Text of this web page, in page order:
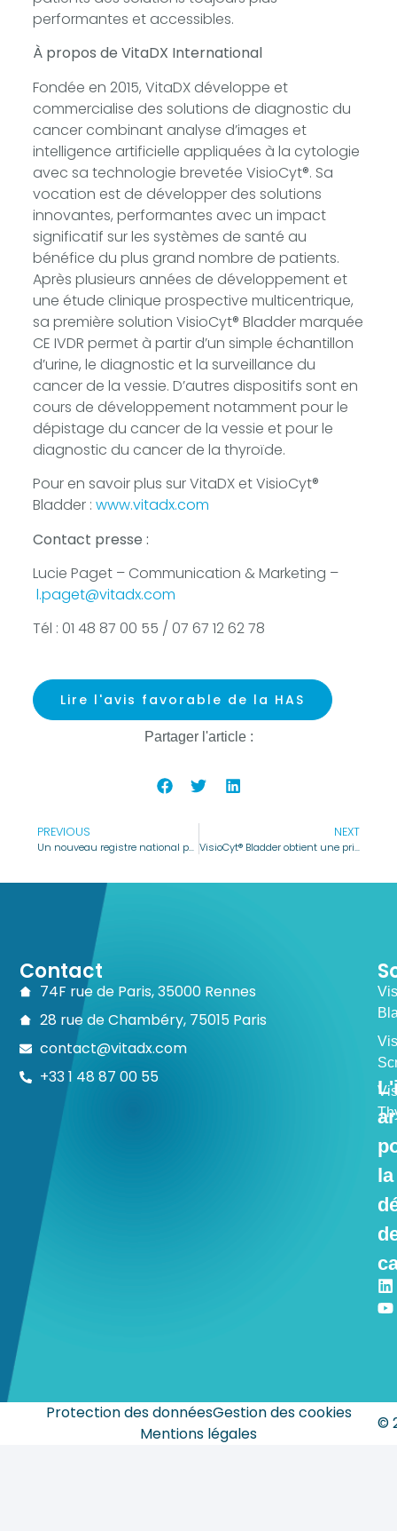
performantes et accessibles.
À propos de VitaDX International
Fondée en 2015, VitaDX développe et
commercialise des solutions de diagnostic du
cancer combinant analyse d’images et
intelligence artificielle appliquées à la cytologie
avec sa technologie brevetée VisioCyt®. Sa
vocation est de développer des solutions
innovantes, performantes avec un impact
significatif sur les systèmes de santé au
bénéfice du plus grand nombre de patients.
Après plusieurs années de développement et
une étude clinique prospective multicentrique,
sa première solution VisioCyt® Bladder marquée
CE IVDR permet à partir d’un simple échantillon
d’urine, le diagnostic et la surveillance du
cancer de la vessie. D’autres dispositifs sont en
cours de développement notamment pour le
dépistage du cancer de la vessie et pour le
diagnostic du cancer de la thyroïde.
Pour en savoir plus sur VitaDX et VisioCyt®
Bladder : www.vitadx.com
Contact presse :
Lucie Paget – Communication & Marketing –
l.paget@vitadx.com
Tél : 01 48 87 00 55 / 07 67 12 62 78
Lire l'avis favorable de la HAS
Partager l'article :
PREVIOUS
Un nouveau registre national pour une meilleure prise en charge et moins d’examens invasifs !
NEXT
VisioCyt® Bladder obtient une prise en charge temporaire dans le cadre du dispositif RIHN 2.0 : une avancée majeure pour le diagnostic non invasif du cancer de la vessie
la
Contact
74F rue de Paris, 35000 Rennes
28 rue de Chambéry, 75015 Paris
contact@vitadx.com
+33 1 48 87 00 55
Protection des donnéesGestion des cookies
Mentions légales
©